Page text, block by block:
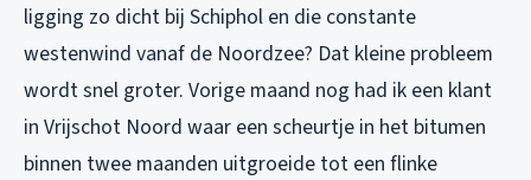
ligging zo dicht bij Schiphol en die constante
westenwind vanaf de Noordzee? Dat kleine probleem
wordt snel groter. Vorige maand nog had ik een klant
in Vrijschot Noord waar een scheurtje in het bitumen
binnen twee maanden uitgroeide tot een flinke